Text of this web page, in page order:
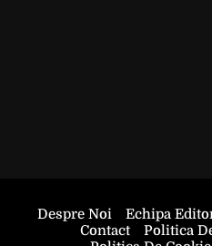
Despre Noi Echipa
Contact
Politica